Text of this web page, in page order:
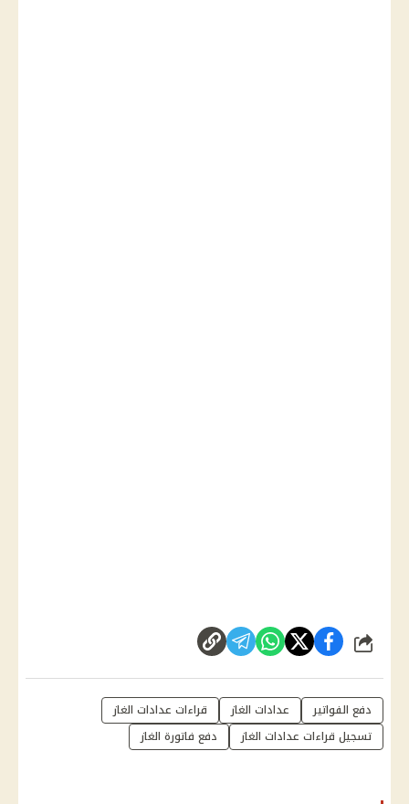
شارك
دفع الفواتير عدادات الغاز
قراءات عدادات الغاز
تسجيل قراءات عدادات الغاز
دفع فاتورة الغاز